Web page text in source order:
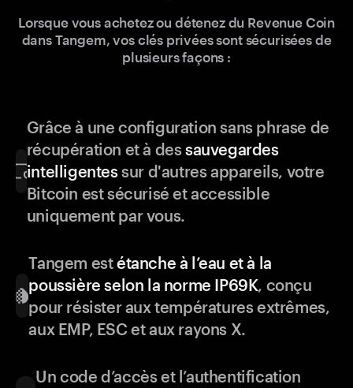
Lorsque vous achetez ou détenez du Revenue Coin
dans Tangem, vos clés privées sont sécurisées de
plusieurs façons :
Grâce à une configuration sans phrase de
récupération et à dessauvegardes
intelligentessur d'autres appareils, votre
Bitcoin est sécurisé et accessible
uniquement par vous.
Tangem estétanche à l’eau et à la
poussière selon la norme IP69K, conçu
pour résister aux températures extrêmes,
aux EMP, ESC et aux rayons X.
Un code d’accès et l’authentification